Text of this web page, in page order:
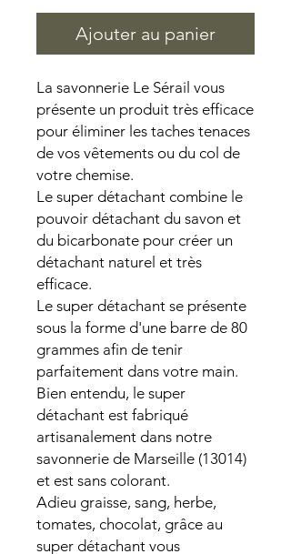
Ajouter au panier
La savonnerie Le Sérail vous
présente un produit très efficace
pour éliminer les taches tenaces
de vos vêtements ou du col de
votre chemise.
Le super détachant combine le
pouvoir détachant du savon et
du bicarbonate pour créer un
détachant naturel et très
efficace.
Le super détachant se présente
sous la forme d'une barre de 80
grammes afin de tenir
parfaitement dans votre main.
Bien entendu, le super
détachant est fabriqué
artisanalement dans notre
savonnerie de Marseille (13014)
et est sans colorant.
Adieu graisse, sang, herbe,
tomates, chocolat, grâce au
super détachant vous